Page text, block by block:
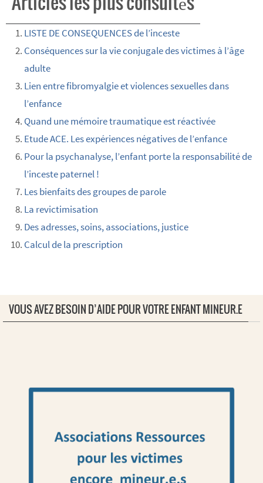
LISTE DE CONSEQUENCES de l’inceste
Conséquences sur la vie conjugale des victimes à l’âge
adulte
Lien entre fibromyalgie et violences sexuelles dans
l’enfance
Quand une mémoire traumatique est réactivée
Etude ACE. Les expériences négatives de l’enfance
Pour la psychanalyse, l’enfant porte la responsabilité de
l’inceste paternel !
Les bienfaits des groupes de parole
La revictimisation
Des adresses, soins, associations, justice
Calcul de la prescription
VOUS AVEZ BESOIN D’AIDE POUR VOTRE ENFANT MINEUR.E